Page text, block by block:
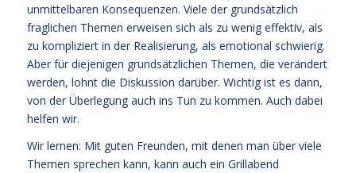
unmittelbaren Konsequenzen. Viele der grundsätzlich
fraglichen Themen erweisen sich als zu wenig effektiv, als
zu kompliziert in der Realisierung, als emotional schwierig.
Aber für diejenigen grundsätzlichen Themen, die verändert
werden, lohnt die Diskussion darüber. Wichtig ist es dann,
von der Überlegung auch ins Tun zu kommen. Auch dabei
helfen wir.
Wir lernen: Mit guten Freunden, mit denen man über viele
Themen sprechen kann, kann auch ein Grillabend